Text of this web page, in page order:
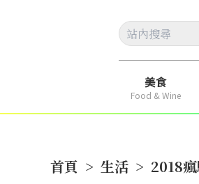
美食
Food & Wine
首頁 > 生活 > 2018